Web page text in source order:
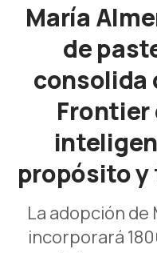
María
de
consolida
Frontier
propósito
La adopción
incorporará